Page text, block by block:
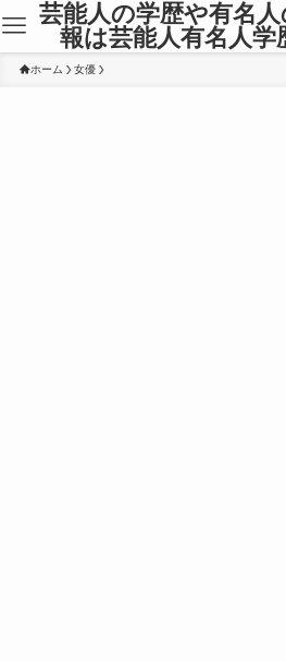
芸能人の学歴や有名
報は芸能人有名人学
ホーム 女優